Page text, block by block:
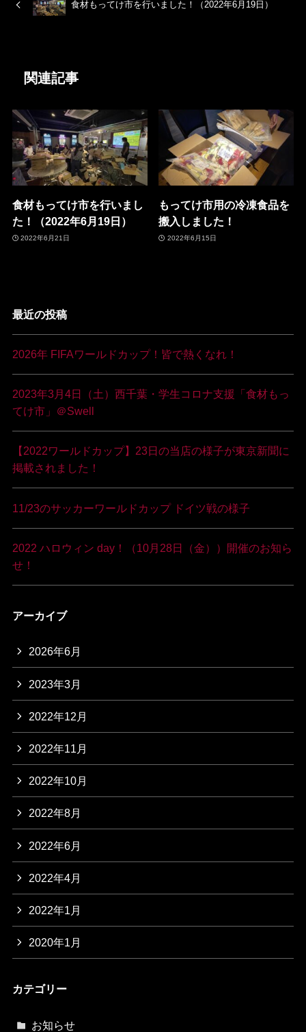
食材もってけ市を行いました！（2022年6月19日）
関連記事
食材もってけ市を行いまし
た！（2022年6月19日）
2022年6月21日
もってけ市用の冷凍食品を
搬入しました！
2022年6月15日
最近の投稿
2026年 FIFAワールドカップ！皆で熱くなれ！
2023年3月4日（土）西千葉・学生コロナ支援「食材もっ
てけ市」＠Swell
【2022ワールドカップ】23日の当店の様子が東京新聞に
掲載されました！
11/23のサッカーワールドカップ ドイツ戦の様子
2022 ハロウィン day！（10月28日（金））開催のお知ら
せ！
アーカイブ
2026年6月
2023年3月
2022年12月
2022年11月
2022年10月
2022年8月
2022年6月
2022年4月
2022年1月
2020年1月
カテゴリー
お知らせ